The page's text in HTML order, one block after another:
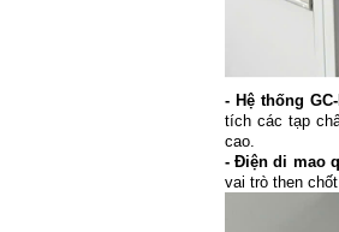
- Hệ thống
tích các tạp
cao.
- Điện di mao
vai trò then